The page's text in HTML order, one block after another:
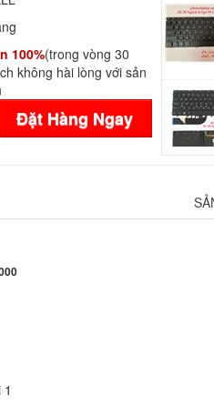
100%(trong vòng 30
không hài lòng với sản
Đặt Hàng Ngay